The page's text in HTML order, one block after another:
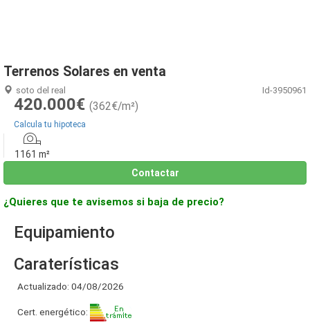
Terrenos Solares en venta
soto del real Id-3950961
420.000€ (362€/m²)
Calcula tu hipoteca
1161 m²
Contactar
¿Quieres que te avisemos si baja de precio?
Equipamiento
Caraterísticas
Actualizado: 04/08/2026
Cert. energético: